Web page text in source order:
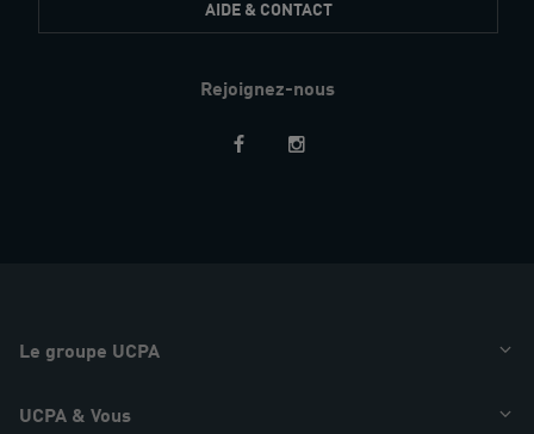
AIDE & CONTACT
Rejoignez-nous
Le groupe UCPA
UCPA & Vous